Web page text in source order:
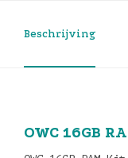
Beschrijving
OWC 16GB